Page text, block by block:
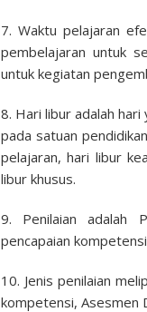
7. Waktu pelajaran
pembelajaran untuk
untuk kegiatan
8. Hari libur adalah
pada satuan
pelajaran, hari libur
libur khusus.
9. Penilaian adalah
pencapaian
10. Jenis penilaian
kompetensi, Asesmen